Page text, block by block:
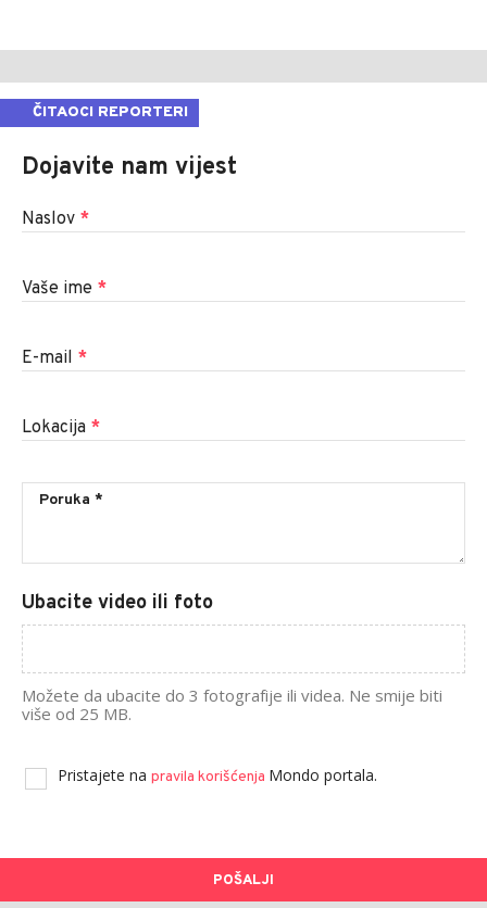
ČITAOCI REPORTERI
Dojavite nam vijest
Naslov *
Vaše ime *
E-mail *
Lokacija *
Ubacite video ili foto
Možete da ubacite do 3 fotografije ili videa. Ne smije biti
više od 25 MB.
Pristajete na pravila korišćenja Mondo portala.
POŠALJI